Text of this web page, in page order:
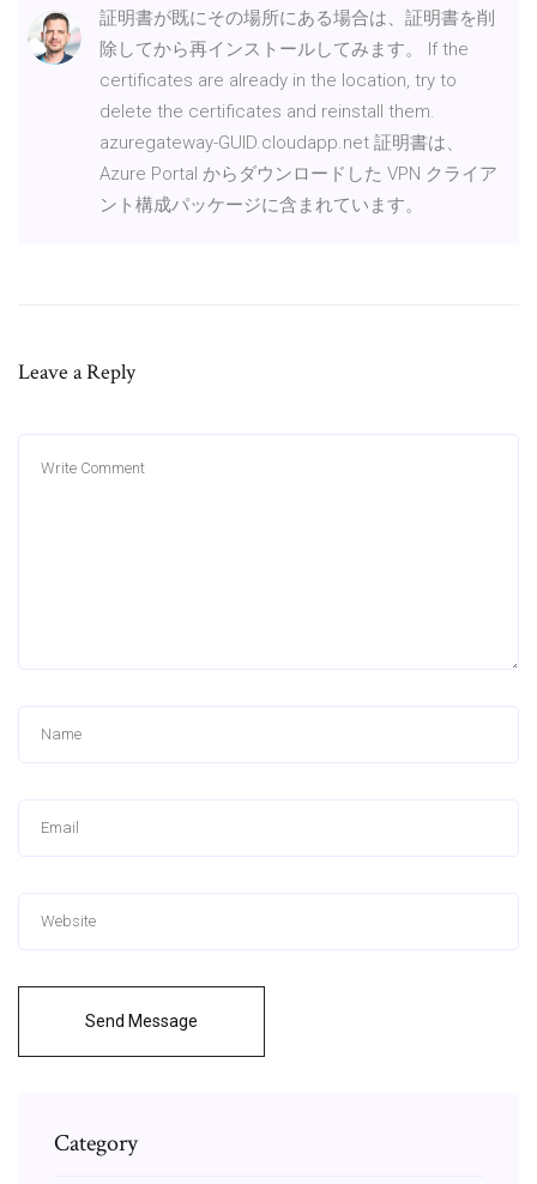
証明書が既にその場所にある場合は、証明書を削
除してから再インストールしてみます。 If the
certificates are already in the location, try to
delete the certificates and reinstall them.
azuregateway-GUID.cloudapp.net 証明書は、
Azure Portal からダウンロードした VPN クライア
ント構成パッケージに含まれています。
Leave a Reply
Send Message
Category